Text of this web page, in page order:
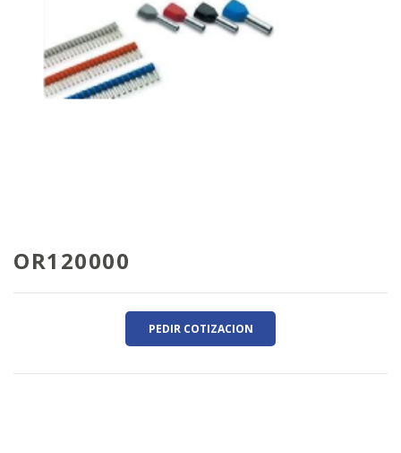
OR120000
PEDIR COTIZACION